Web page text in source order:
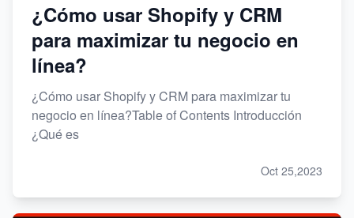
¿Cómo usar Shopify y CRM
para maximizar tu negocio en
línea?
¿Cómo usar Shopify y CRM para maximizar tu
negocio en línea?Table of Contents Introducción
¿Qué es
Oct 25,2023